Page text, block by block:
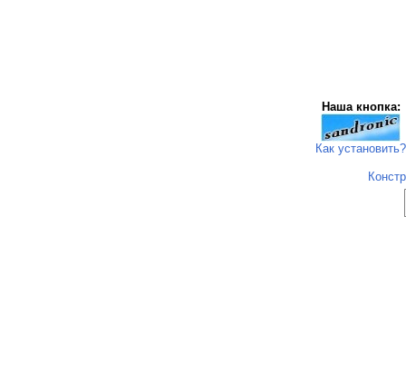
Наша кнопка:
Как установить?